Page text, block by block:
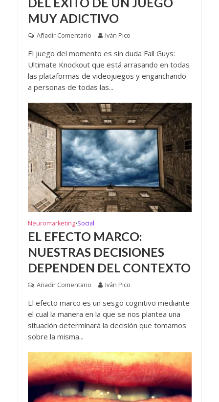
MUY ADICTIVO
Añadir Comentario Iván Pico
El juego del momento es sin duda Fall Guys:
Ultimate Knockout que está arrasando en todas
las plataformas de videojuegos y enganchando
a personas de todas las...
Neuromarketing•Social
EL EFECTO MARCO:
NUESTRAS DECISIONES
DEPENDEN DEL CONTEXTO
Añadir Comentario Iván Pico
El efecto marco es un sesgo cognitivo mediante
el cual la manera en la que se nos plantea una
situación determinará la decisión que tomamos
sobre la misma...